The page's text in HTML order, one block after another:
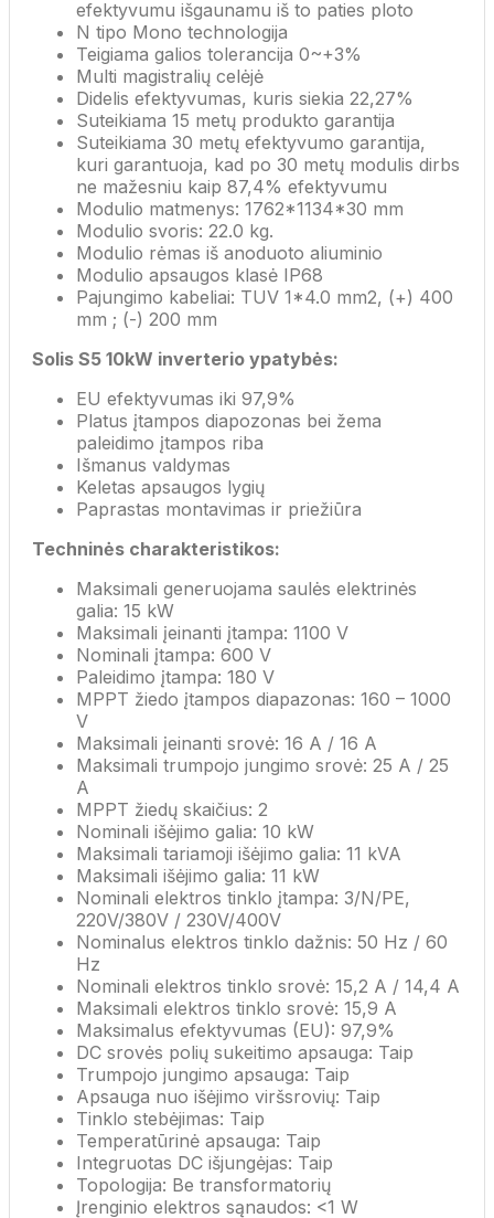
efektyvumu išgaunamu iš to paties ploto
N tipo Mono technologija
Teigiama galios tolerancija 0~+3%
Multi magistralių celėjė
Didelis efektyvumas, kuris siekia 22,27%
Suteikiama 15 metų produkto garantija
Suteikiama 30 metų efektyvumo garantija,
kuri garantuoja, kad po 30 metų modulis dirbs
ne mažesniu kaip 87,4% efektyvumu
Modulio matmenys: 1762*1134*30 mm
Modulio svoris: 22.0 kg.
Modulio rėmas iš anoduoto aliuminio
Modulio apsaugos klasė IP68
Pajungimo kabeliai: TUV 1*4.0 mm2, (+) 400
mm ; (-) 200 mm
Solis S5 10kW inverterio ypatybės:
EU efektyvumas iki 97,9%
Platus įtampos diapozonas bei žema
paleidimo įtampos riba
Išmanus valdymas
Keletas apsaugos lygių
Paprastas montavimas ir priežiūra
Techninės charakteristikos:
Maksimali generuojama saulės elektrinės
galia: 15 kW
Maksimali įeinanti įtampa: 1100 V
Nominali įtampa: 600 V
Paleidimo įtampa: 180 V
MPPT žiedo įtampos diapazonas: 160 – 1000
V
Maksimali įeinanti srovė: 16 A / 16 A
Maksimali trumpojo jungimo srovė: 25 A / 25
A
MPPT žiedų skaičius: 2
Nominali išėjimo galia: 10 kW
Maksimali tariamoji išėjimo galia: 11 kVA
Maksimali išėjimo galia: 11 kW
Nominali elektros tinklo įtampa: 3/N/PE,
220V/380V / 230V/400V
Nominalus elektros tinklo dažnis: 50 Hz / 60
Hz
Nominali elektros tinklo srovė: 15,2 A / 14,4 A
Maksimali elektros tinklo srovė: 15,9 A
Maksimalus efektyvumas (EU): 97,9%
DC srovės polių sukeitimo apsauga: Taip
Trumpojo jungimo apsauga: Taip
Apsauga nuo išėjimo viršsrovių: Taip
Tinklo stebėjimas: Taip
Temperatūrinė apsauga: Taip
Integruotas DC išjungėjas: Taip
Topologija: Be transformatorių
Įrenginio elektros sąnaudos: <1 W